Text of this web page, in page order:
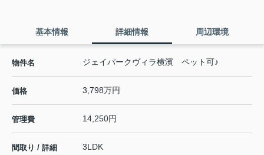
基本情報 詳細情報 周辺環境
物件名 ジェイパークヴィラ横濱 ペット可♪
価格 3,798万円
管理費 14,250円
間取り / 詳細 3LDK